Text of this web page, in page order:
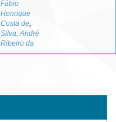
Fábio
Henrique
Costa de;
Silva, André
Ribeiro da